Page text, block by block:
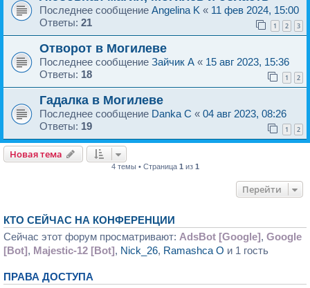
Последнее сообщение Аngelina K « 11 фев 2024, 15:00
Ответы: 21 1 2 3
Отворот в Могилеве
Последнее сообщение Зайчик A « 15 авг 2023, 15:36
Ответы: 18 1 2
Гадалка в Могилеве
Последнее сообщение Danka C « 04 авг 2023, 08:26
Ответы: 19 1 2
Новая тема
4 темы • Страница 1 из 1
Перейти
КТО СЕЙЧАС НА КОНФЕРЕНЦИИ
Сейчас этот форум просматривают: AdsBot [Google], Google
[Bot], Majestic-12 [Bot], Nick_26, Ramashca O и 1 гость
ПРАВА ДОСТУПА